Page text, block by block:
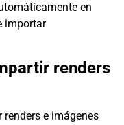
en
importar
renders
e imágenes